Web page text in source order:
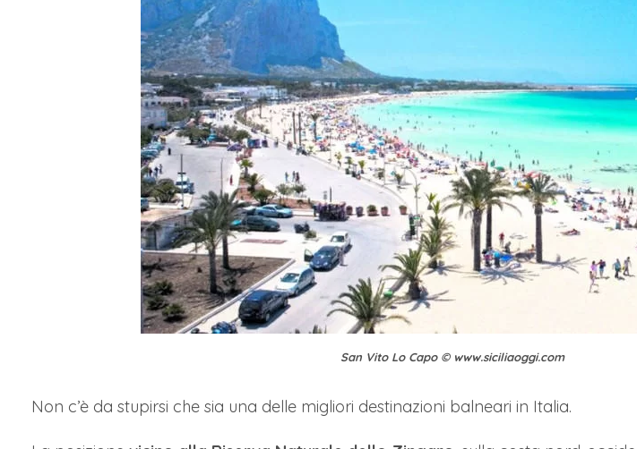
San Vito Lo Capo © www.siciliaoggi.com
Non c’è da stupirsi che sia una delle migliori destinazioni balneari in Italia.